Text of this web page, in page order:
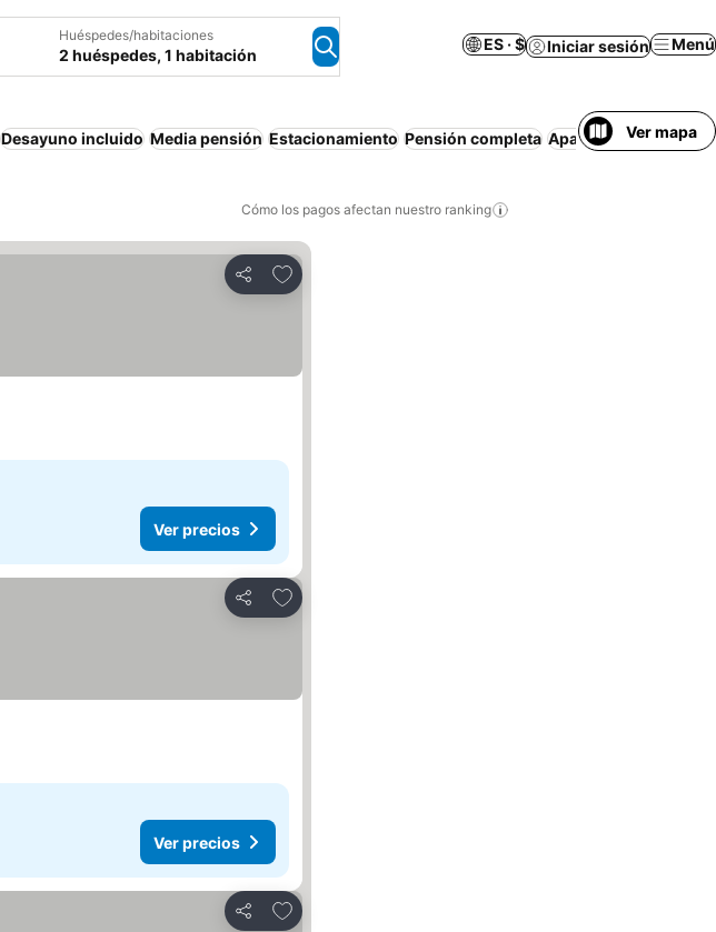
Huéspedes/habitaciones
2 huéspedes, 1 habitación
ES · $ Iniciar sesión Menú
Desayuno incluido Media pensión Estacionamiento Pensión completa ApartamentoVer mapa
Cómo los pagos afectan nuestro ranking
Compartir
Agregar a favoritos
Ver precios
Compartir
Agregar a favoritos
Ver precios
Compartir
Agregar a favoritos